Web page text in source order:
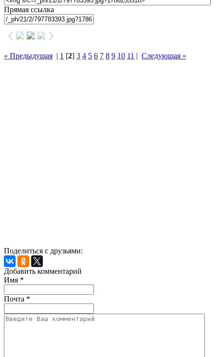
Прямая ссылка
« Предыдущая | 1 [2] 3 4 5 6 7 8 9 10 11 | Следующая »
Поделиться с друзьями:
Добавить комментарий
Имя *
Почта *